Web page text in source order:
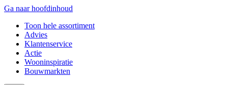
Ga naar hoofdinhoud
Toon hele assortiment
Advies
Klantenservice
Actie
Wooninspiratie
Bouwmarkten